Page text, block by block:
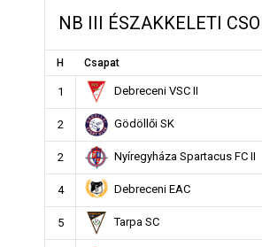
NB III ÉSZAKKELETI
H Csapat
1 Debreceni VSC II
2 Gödöllői SK
2 Nyíregyháza Spartacus FC II
4 Debreceni EAC
5 Tarpa SC